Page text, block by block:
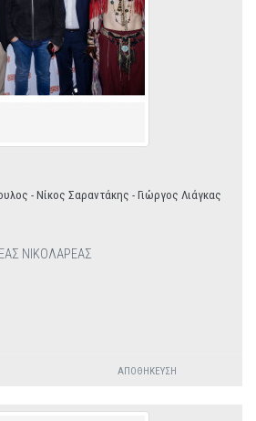
- Νίκος Σαραντάκης - Γιώργος Λιάγκας
ΝΙΚΟΛΑΡΕΑΣ
ΑΠΟΘΉΚΕΥΣΗ